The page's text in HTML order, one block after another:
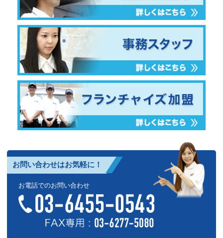
お問い合わせはお気軽に！
お電話でのお問い合わせ